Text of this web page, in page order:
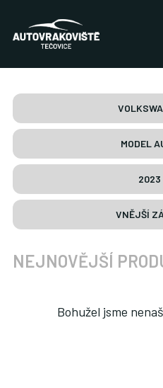
MODEL
2023
VNĚJŠÍ
NEJNOVĚJŠÍ
Bohužel jsme